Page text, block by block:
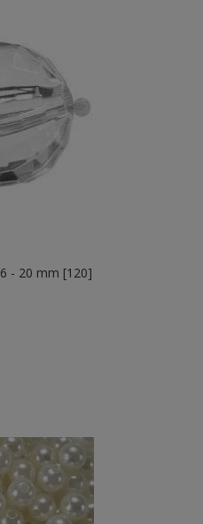
- 20 mm [120]